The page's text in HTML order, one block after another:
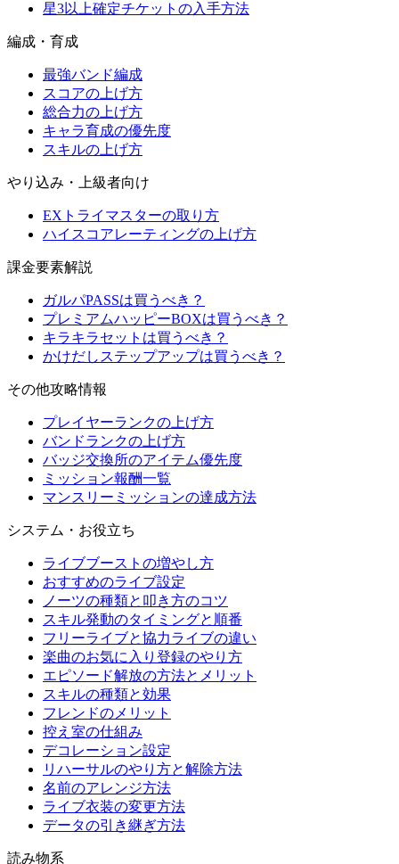
星3以上確定チケットの入手方法
編成・育成
最強バンド編成
スコアの上げ方
総合力の上げ方
キャラ育成の優先度
スキルの上げ方
やり込み・上級者向け
EXトライマスターの取り方
ハイスコアレーティングの上げ方
課金要素解説
ガルパPASSは買うべき？
プレミアムハッピーBOXは買うべき？
キラキラセットは買うべき？
かけだしステップアップは買うべき？
その他攻略情報
プレイヤーランクの上げ方
バンドランクの上げ方
バッジ交換所のアイテム優先度
ミッション報酬一覧
マンスリーミッションの達成方法
システム・お役立ち
ライブブーストの増やし方
おすすめのライブ設定
ノーツの種類と叩き方のコツ
スキル発動のタイミングと順番
フリーライブと協力ライブの違い
楽曲のお気に入り登録のやり方
エピソード解放の方法とメリット
スキルの種類と効果
フレンドのメリット
控え室の仕組み
デコレーション設定
リハーサルのやり方と解除方法
名前のアレンジ方法
ライブ衣装の変更方法
データの引き継ぎ方法
読み物系